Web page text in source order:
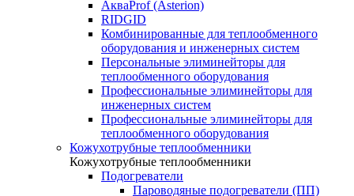
АкваProf (Asterion)
RIDGID
Комбинированные для теплообменного
оборудования и инженерных систем
Персональные элиминейторы для
теплообменного оборудования
Профессиональные элиминейторы для
инженерных систем
Профессиональные элиминейторы для
теплообменного оборудования
Кожухотрубные теплообменники
Кожухотрубные теплообменники
Подогреватели
Пароводяные подогреватели (ПП)